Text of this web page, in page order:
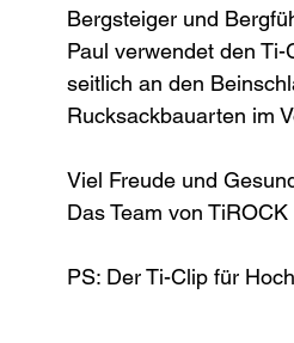
Bergsteiger und
Paul verwendet den
seitlich an den
Rucksackbauarten im
Viel Freude und
Das Team von
PS: Der Ti-Clip für